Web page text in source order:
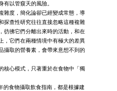
有以管窺天的風險。
雜度，簡化論卻已經變成常態，導
探查性研究往往直接忽略這種複雜
彷彿它們分離出來時的活動，和在
，它們在兩種情境中有極大的差異
攝取的營養素，會帶來意想不到的
核心模式，只著重於在食物中「獨
的食物攝取飲食指南，都是根據建